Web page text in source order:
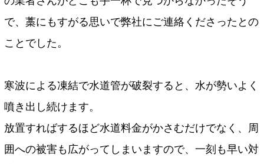
で、藁にもすがる思いで弊社にご連絡くださったとの
ことでした。
寒波による凍結で水道管が破裂すると、水が勢いよく
噴き出し続けます。
放置すればするほど水道料金がかさむだけでなく、周
囲への被害も広がってしまいますので、一刻も早い対